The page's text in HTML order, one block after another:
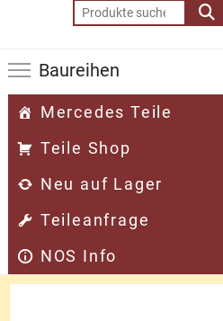
Suchen
nach:
Baureihen
Mercedes Teile
Teile Shop
Neu auf Lager
Teileanfrage
NOS Info